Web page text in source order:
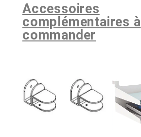
Accessoires
complémentaires à
commander